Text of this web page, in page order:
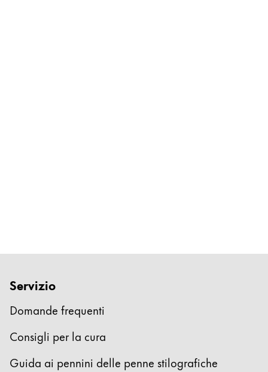
Regali e incisione
LAMY pico Lx
Servizio
Domande frequenti
Consigli per la cura
Guida ai pennini delle penne stilografiche